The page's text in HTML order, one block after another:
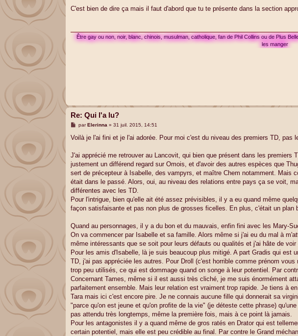
s
s
C'est bien de dire ça mais il faut d'abord que tu te présente dans la section
Être gay ou non, noir, blanc, chinois, musulman, catholique, fan de Phil Collins ou de Plus
les manger
Re: Qui l'a lu?
M
s
g
parElerinna »31 juil. 2015, 14:51
Voilà je l'ai fini et je l'ai adorée. Pour moi c'est du niveau des premiers TD, pas
J'ai apprécié me retrouver au Lancovit, qui bien que présent dans les
justement un différend regard sur Omois, et d'avoir des autres espèces que
sert de précepteur à Isabelle, des vampyrs, et maître Chem notamment. Mais
était dans le passé. Alors, oui, au niveau des relations entre pays ça se voit,
différentes avec les TD.
Pour l'intrigue, bien qu'elle ait été assez prévisibles, il y a eu quand même
façon satisfaisante et pas non plus de grosses ficelles. En plus, c'était un plan
Quand au personnages, il y a du bon et du mauvais, enfin fini avec les Mary-
On va commencer par Isabelle et sa famille. Alors même si j'ai eu du mal à
même intéressants que se soit pour leurs défauts ou qualités et j'ai hâte de voir
Pour les amis d'Isabelle, là je suis beaucoup plus mitigé. A part Gradis qui est
TD, j'ai pas appréciée les autres. Pour Droll (c'est horrible comme prénom
trop peu utilisés, ce qui est dommage quand on songe à leur potentiel. Par
Concernant Tames, même si il est aussi très cliché, je me suis énormément
parfaitement ensemble. Mais leur relation est vraiment trop rapide. Je tiens à
Tara mais ici c'est encore pire. Je ne connais aucune fille qui donnerait sa
"parce qu'on est jeune et qu'on profite de la vie" (je déteste cette phrase)
pas attendu très longtemps, même la première fois, mais à ce point là jamais.
Pour les antagonistes il y a quand même de gros ratés en Drator qui est
certain potentiel, mais elle est peu crédible au final. Par contre le Grand